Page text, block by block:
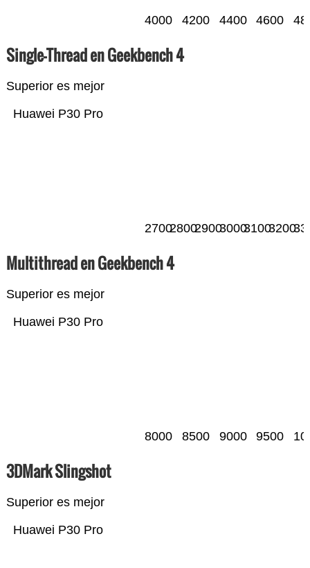
4000 4200 4400 4600
Single-Thread en Geekbench 4
Superior es mejor
Huawei P30 Pro
270028002900300031003200
Multithread en Geekbench 4
Superior es mejor
Huawei P30 Pro
8000 8500 9000 9500
3DMark Slingshot
Superior es mejor
Huawei P30 Pro